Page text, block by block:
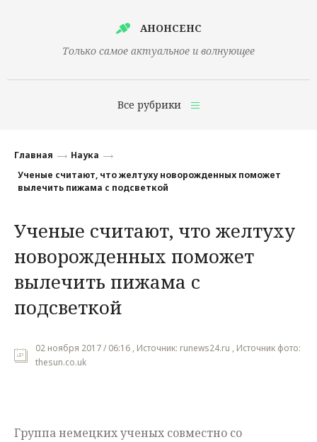
АНОНСЕНС
Только самое актуальное и волнующее
Все рубрики
Финансы
Наука
Культура
Общество
Политика
Происшествия
Главная
Наука
Ученые считают, что желтуху новорожденных поможет
вылечить пижама с подсветкой
Ученые считают, что желтуху
новорожденных поможет
вылечить пижама с
подсветкой
02 ноября 2017 / 06:16 , Источник: runews24.ru , Источник фото:
thesun.co.uk
Группа немецких ученых совместно со